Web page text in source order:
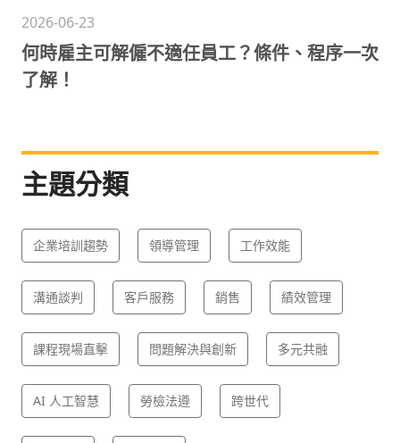
2026-06-23
何時雇主可解僱不適任員工？條件、程序一次
了解！
主題分類
企業培訓趨勢 領導管理 工作效能
溝通談判 客戶服務 銷售 績效管理
課程現場直擊 問題解決與創新 多元共融
AI 人工智慧 勞檢法遵 跨世代